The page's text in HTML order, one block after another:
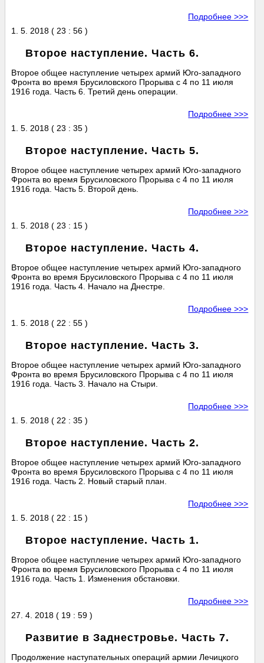
Подробнее >>>
1. 5. 2018 ( 23 : 56 )
Второе наступление. Часть 6.
Второе общее наступление четырех армий Юго-западного
Фронта во время Брусиловского Прорыва с 4 по 11 июля
1916 года. Часть 6. Третий день операции.
Подробнее >>>
1. 5. 2018 ( 23 : 35 )
Второе наступление. Часть 5.
Второе общее наступление четырех армий Юго-западного
Фронта во время Брусиловского Прорыва с 4 по 11 июля
1916 года. Часть 5. Второй день.
Подробнее >>>
1. 5. 2018 ( 23 : 15 )
Второе наступление. Часть 4.
Второе общее наступление четырех армий Юго-западного
Фронта во время Брусиловского Прорыва с 4 по 11 июля
1916 года. Часть 4. Начало на Днестре.
Подробнее >>>
1. 5. 2018 ( 22 : 55 )
Второе наступление. Часть 3.
Второе общее наступление четырех армий Юго-западного
Фронта во время Брусиловского Прорыва с 4 по 11 июля
1916 года. Часть 3. Начало на Стыри.
Подробнее >>>
1. 5. 2018 ( 22 : 35 )
Второе наступление. Часть 2.
Второе общее наступление четырех армий Юго-западного
Фронта во время Брусиловского Прорыва с 4 по 11 июля
1916 года. Часть 2. Новый старый план.
Подробнее >>>
1. 5. 2018 ( 22 : 15 )
Второе наступление. Часть 1.
Второе общее наступление четырех армий Юго-западного
Фронта во время Брусиловского Прорыва с 4 по 11 июля
1916 года. Часть 1. Изменения обстановки.
Подробнее >>>
27. 4. 2018 ( 19 : 59 )
Развитие в Заднестровье. Часть 7.
Продолжение наступательных операций армии Лечицкого